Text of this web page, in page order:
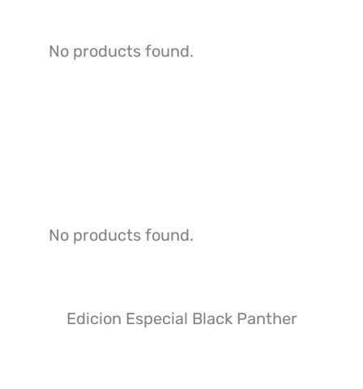
No products found.
No products found.
Edicion Especial Black Panther